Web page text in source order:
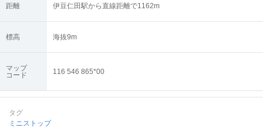
距離 伊豆仁田駅から直線距離で1162m
標高 海抜9m
マップ
コード
116 546 865*00
タグ
ミニストップ